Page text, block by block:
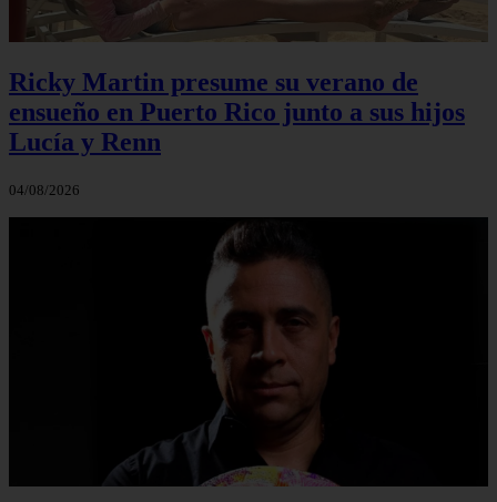
Ricky Martin presume su verano de
ensueño en Puerto Rico junto a sus hijos
Lucía y Renn
04/08/2026